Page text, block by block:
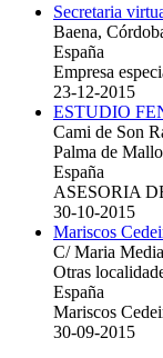
Secretaria
Baena,
España
Empresa
23-12-2015
ESTUDIO
Cami de Son
Palma de
España
ASESORIA
30-10-2015
Mariscos
C/ Maria
Otras
España
Mariscos
30-09-2015